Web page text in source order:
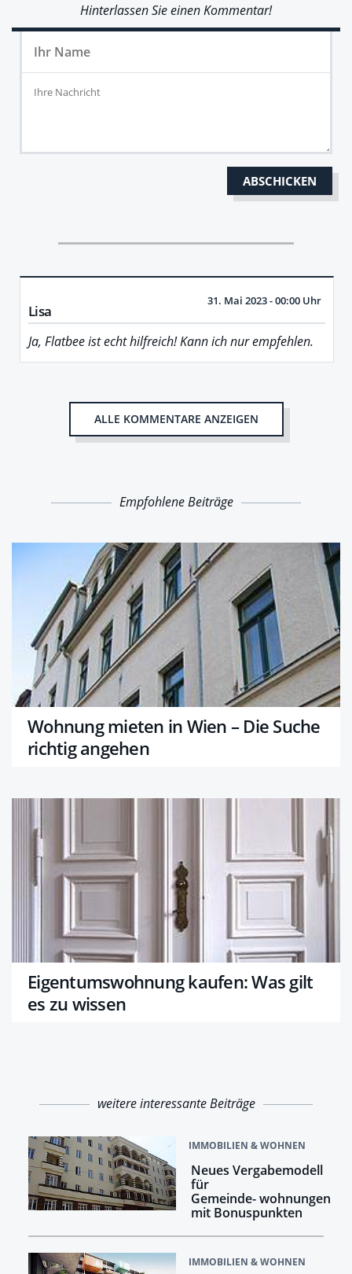
Hinterlassen Sie einen Kommentar!
Lisa
31. Mai 2023 - 00:00 Uhr
Ja, Flatbee ist echt hilfreich! Kann ich nur empfehlen.
ALLE KOMMENTARE ANZEIGEN
Empfohlene Beiträge
Wohnung mieten in Wien – Die Suche
richtig angehen
Eigentumswohnung kaufen: Was gilt
es zu wissen
weitere interessante Beiträge
IMMOBILIEN & WOHNEN
Neues Vergabemodell
für
Gemeinde- wohnungen
mit Bonuspunkten
IMMOBILIEN & WOHNEN